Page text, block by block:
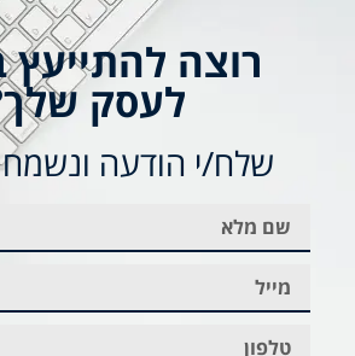
רוצה
לעסק
שלח/י הודעה